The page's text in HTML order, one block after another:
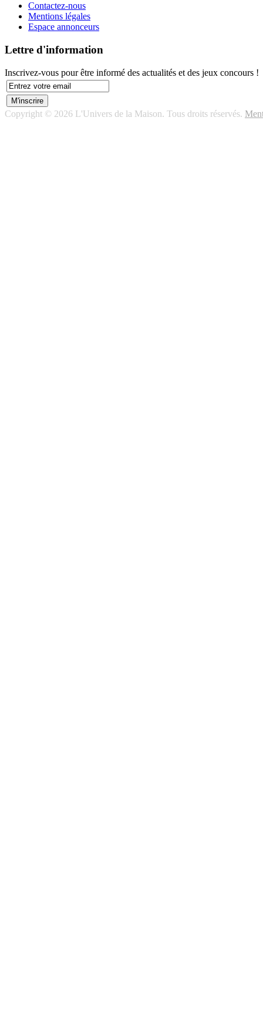
Contactez-nous
Mentions légales
Espace annonceurs
Lettre d'information
Inscrivez-vous pour être informé des actualités et des jeux concours !
Copyright © 2026 L'Univers de la Maison. Tous droits réservés.